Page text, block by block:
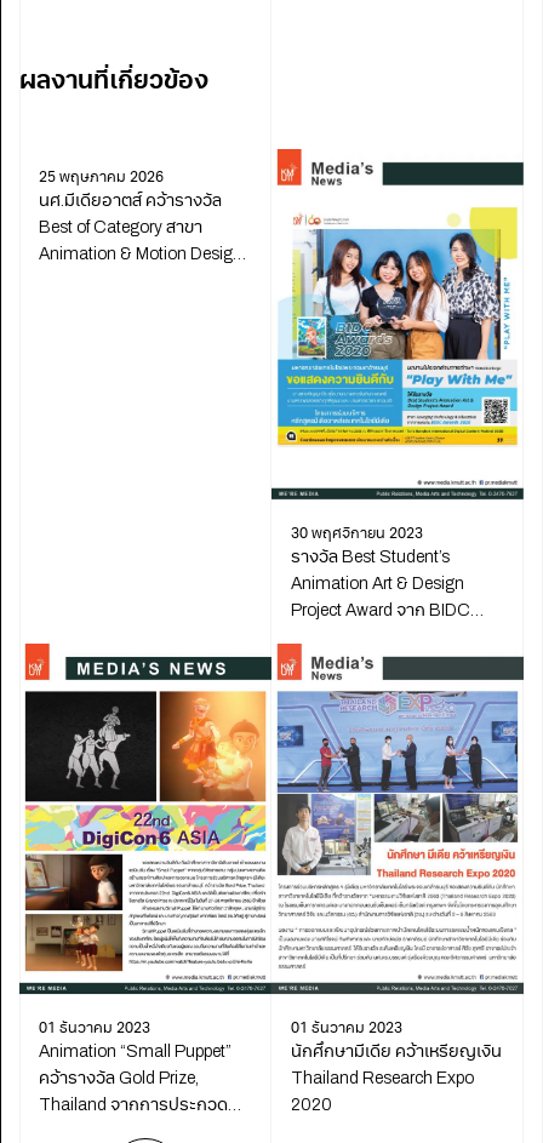
ผลงานที่เกี่ยวข้อง
25 พฤษภาคม 2026
นศ.มีเดียอาตส์ คว้ารางวัล
Best of Category สาขา
Animation & Motion Design
30 พฤศจิกายน 2023
รางวัล Best Student’s
Animation Art & Design
Project Award จาก BIDC
01 ธันวาคม 2023
Animation “Small Puppet”
คว้ารางวัล Gold Prize,
Thailand จากการประกวด
01 ธันวาคม 2023
นักศึกษามีเดีย คว้าเหรียญเงิน
Thailand Research Expo
2020